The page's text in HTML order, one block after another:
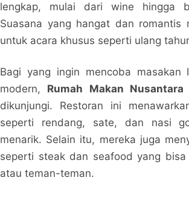
lengkap, mulai dari wine hingga
Suasana yang hangat dan romantis
untuk acara khusus seperti ulang
Bagi yang ingin mencoba masakan
modern, Rumah Makan Nusantara
dikunjungi. Restoran ini
seperti rendang, sate, dan nasi
menarik. Selain itu, mereka juga
seperti steak dan seafood yang
atau teman-teman.